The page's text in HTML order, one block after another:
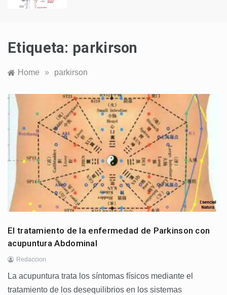
Etiqueta: parkirson
Home » parkirson
El tratamiento de la enfermedad de Parkinson con
acupuntura Abdominal
Redaccion
La acupuntura trata los síntomas físicos mediante el
tratamiento de los desequilibrios en los sistemas